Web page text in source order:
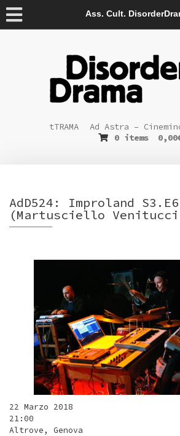
Ass. Cult.
tTRAMA
Ad Astra –
0 items
0,00
AdD524: Improland
(Martusciello Venitucci
22 Marzo 2018
21:00
Altrove, Genova